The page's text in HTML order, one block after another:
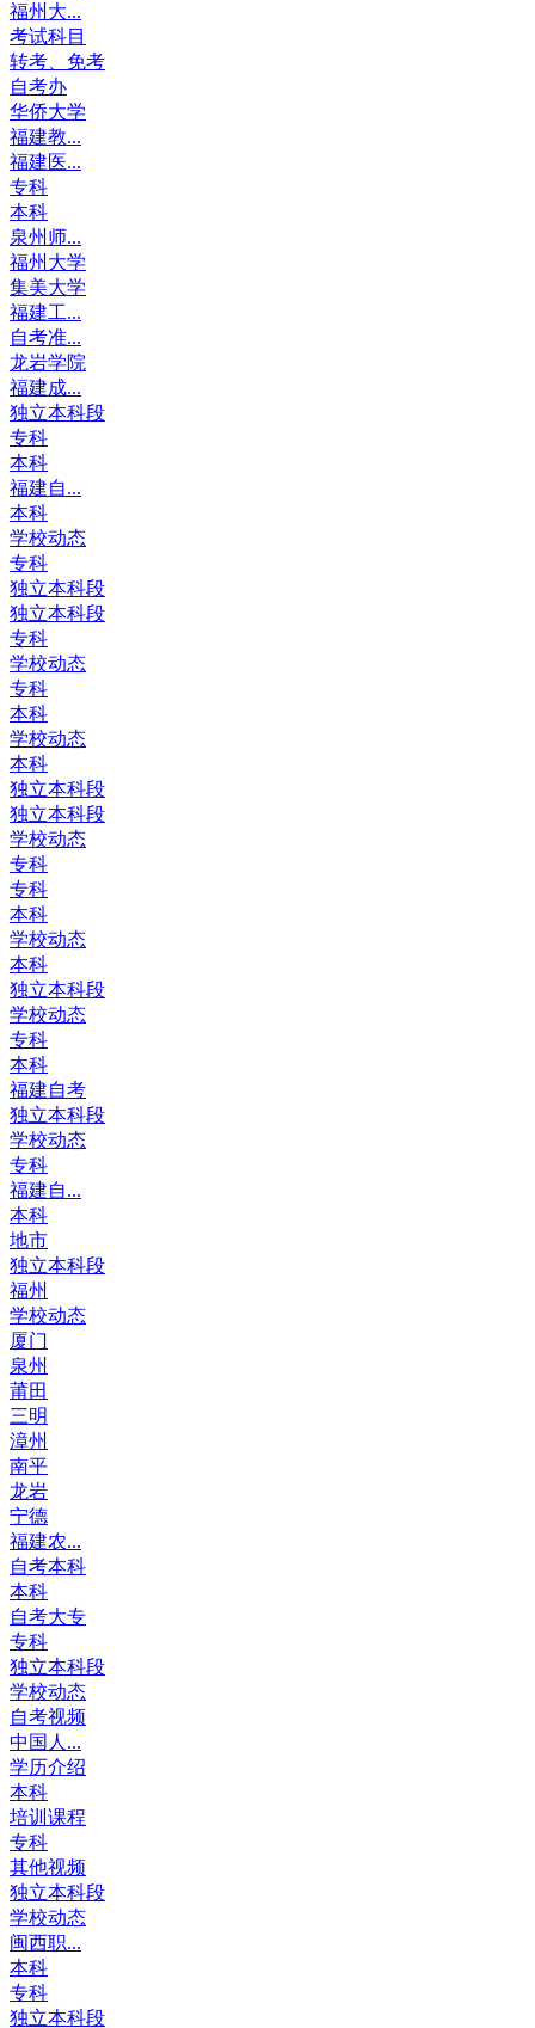
福州大...
考试科目
转考、免考
自考办
华侨大学
福建教...
福建医...
专科
本科
泉州师...
福州大学
集美大学
福建工...
自考准...
龙岩学院
福建成...
独立本科段
专科
本科
福建自...
本科
学校动态
专科
独立本科段
独立本科段
专科
学校动态
专科
本科
学校动态
本科
独立本科段
独立本科段
学校动态
专科
专科
本科
学校动态
本科
独立本科段
学校动态
专科
本科
福建自考
独立本科段
学校动态
专科
福建自...
本科
地市
独立本科段
福州
学校动态
厦门
泉州
莆田
三明
漳州
南平
龙岩
宁德
福建农...
自考本科
本科
自考大专
专科
独立本科段
学校动态
自考视频
中国人...
学历介绍
本科
培训课程
专科
其他视频
独立本科段
学校动态
闽西职...
本科
专科
独立本科段